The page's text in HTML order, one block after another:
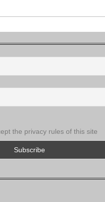
the privacy rules of this site